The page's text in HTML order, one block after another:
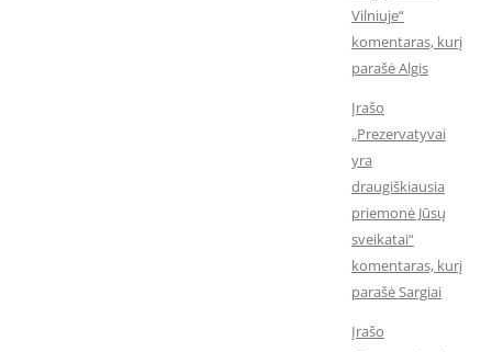
Vilniuje“
komentaras, kurį
parašė Algis
Įrašo
„Prezervatyvai
yra
draugiškiausia
priemonė Jūsų
sveikatai“
komentaras, kurį
parašė Sargiai
Įrašo